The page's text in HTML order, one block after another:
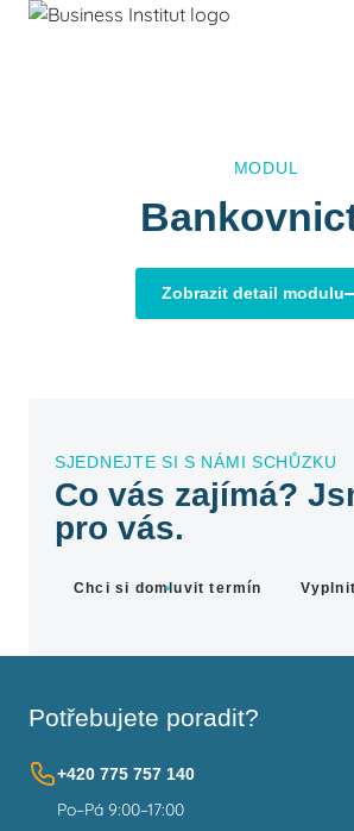
MODUL
Zobrazit detail modulu
SJEDNEJTE SI S NÁMI SCHŮZKU
Co vás zajímá?
pro vás.
Chci si domluvit termín
Potřebujete poradit?
+420 775 757 140
Po–Pá 9:00–17:00